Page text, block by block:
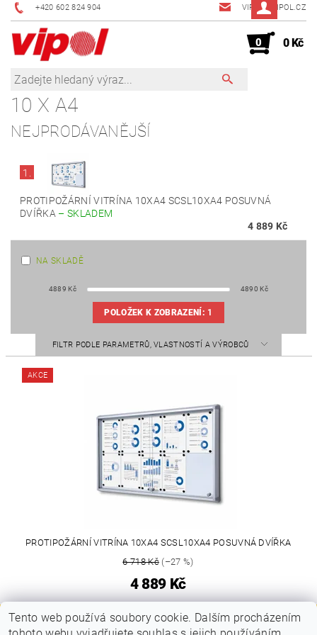
+420 602 824 904 VIPOL@VIPOL.CZ
0 0 Kč
10 X A4
NEJPRODÁVANĚJŠÍ
1.
PROTIPOŽÁRNÍ VITRÍNA 10XA4 SCSL10XA4 POSUVNÁ
DVÍŘKA –SKLADEM
4 889 Kč
NA SKLADĚ
4889 Kč 4890 Kč
POLOŽEK K ZOBRAZENÍ: 1
FILTR PODLE PARAMETRŮ, VLASTNOSTÍ A VÝROBCŮ
AKCE
PROTIPOŽÁRNÍ VITRÍNA 10XA4 SCSL10XA4 POSUVNÁ DVÍŘKA
6 718 Kč (–27 %)
4 889 Kč
Tento web používá soubory cookie. Dalším procházením